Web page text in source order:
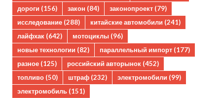
дороги (156) закон (84) законопроект (79)
исследование (288) китайские автомобили (241)
лайфхак (642) мотоциклы (96)
новые технологии (82) параллельный импорт (177)
разное (125) российский авторынок (452)
топливо (50) штраф (232) электромобили (99)
электромобиль (151)